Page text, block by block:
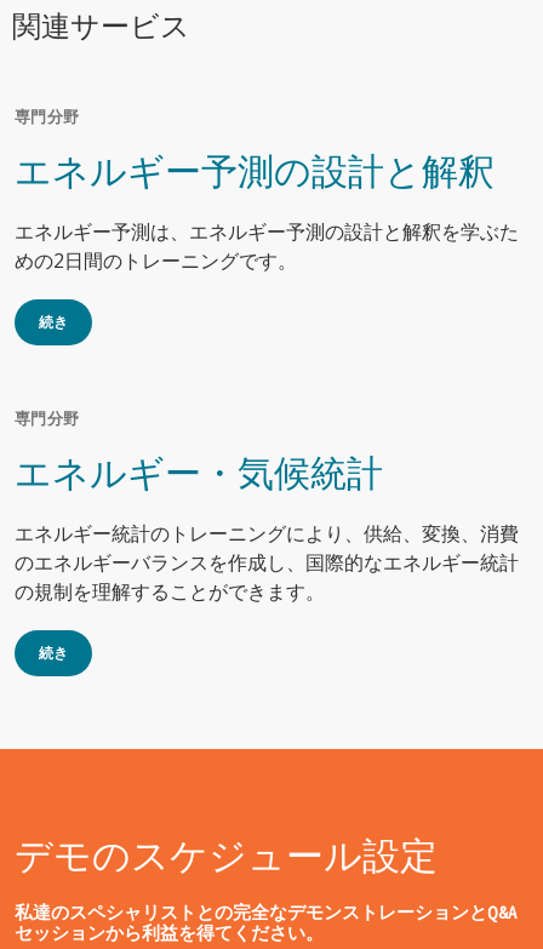
関連サービス
専門分野
エネルギー予測の設計と解釈
エネルギー予測は、エネルギー予測の設計と解釈を学ぶた
めの2日間のトレーニングです。
続き
専門分野
エネルギー・気候統計
エネルギー統計のトレーニングにより、供給、変換、消費
のエネルギーバランスを作成し、国際的なエネルギー統計
の規制を理解することができます。
続き
デモのスケジュール設定
私達のスペシャリストとの完全なデモンストレーションとQ&A
セッションから利益を得てください。